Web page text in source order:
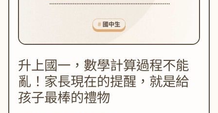
升上國一，數學計算過程不能
亂！家長現在的提醒，就是給
孩子最棒的禮物